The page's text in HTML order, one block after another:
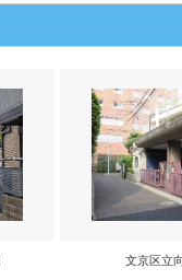
文京区立